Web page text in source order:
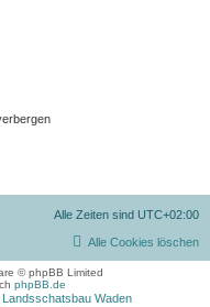
Alle Zeiten sind UTC+02:00
Alle Cookies löschen
© phpBB Limited
phpBB.de